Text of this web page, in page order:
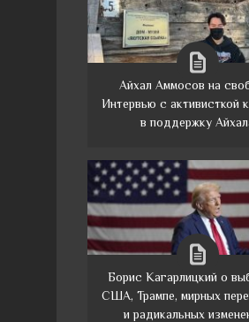
Айхал Аммосов на
Интервью с активисткой
в поддержку
Борис Кагарлицкий о
США, Трампе, мирных
и радикальных